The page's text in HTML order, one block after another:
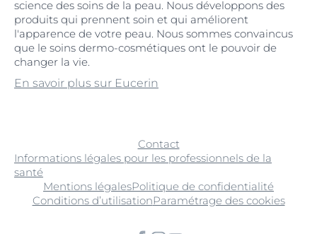
science des soins de la peau. Nous développons des
produits qui prennent soin et qui améliorent
l'apparence de votre peau. Nous sommes convaincus
que le soins dermo-cosmétiques ont le pouvoir de
changer la vie.
En savoir plus sur Eucerin
Contact
Informations légales pour les professionnels de la
santé
Mentions légalesPolitique de confidentialité
Conditions d’utilisationParamétrage des cookies